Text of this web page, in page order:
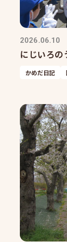
2026.06.10
にじいろの
かめだ日記